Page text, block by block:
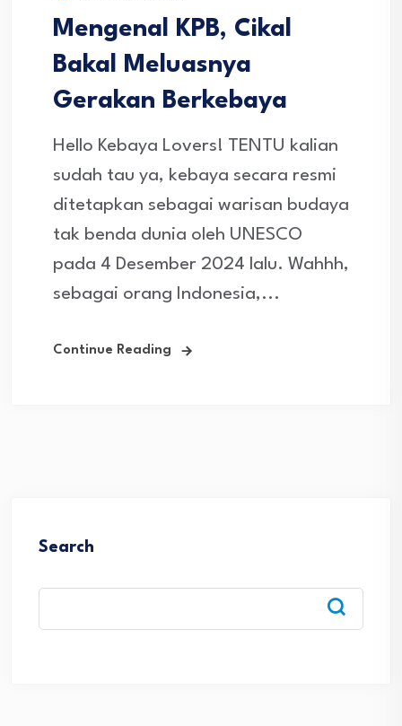
Mengenal KPB, Cikal
Bakal Meluasnya
Gerakan Berkebaya
Hello Kebaya Lovers! TENTU kalian
sudah tau ya, kebaya secara resmi
ditetapkan sebagai warisan budaya
tak benda dunia oleh UNESCO
pada 4 Desember 2024 lalu. Wahhh,
sebagai orang Indonesia,...
Continue Reading
Search